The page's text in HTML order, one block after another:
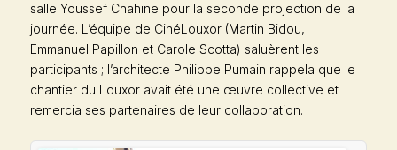
salle Youssef Chahine pour la seconde projection de la
journée. L’équipe de CinéLouxor (Martin Bidou,
Emmanuel Papillon et Carole Scotta) saluèrent les
participants ; l’architecte Philippe Pumain rappela que le
chantier du Louxor avait été une œuvre collective et
remercia ses partenaires de leur collaboration.